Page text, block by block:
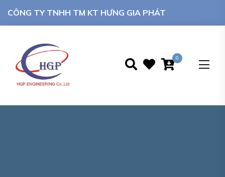
CÔNG TY TNHH TM KT HƯNG GIA PHÁT
0